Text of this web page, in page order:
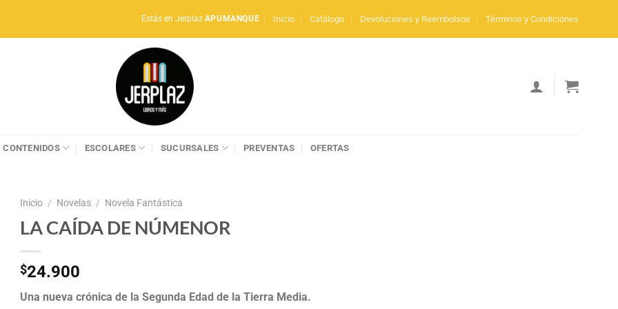
Estás en Jerplaz APUMANQUE Inicio Catálogo Devoluciones y Reembolsos Términos y Condiciones
CONTENIDOS ESCOLARES SUCURSALES PREVENTAS OFERTAS
Inicio / Novelas / Novela Fantástica
LA CAÍDA DE NÚMENOR
$24.900
Una nueva crónica de la Segunda Edad de la Tierra Media.